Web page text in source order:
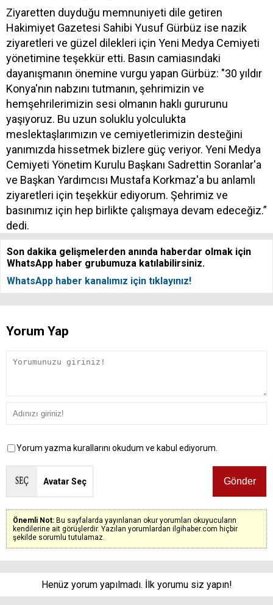
Ziyaretten duyduğu memnuniyeti dile getiren
Hakimiyet Gazetesi Sahibi Yusuf Gürbüz ise nazik
ziyaretleri ve güzel dilekleri için Yeni Medya Cemiyeti
yönetimine teşekkür etti. Basın camiasındaki
dayanışmanın önemine vurgu yapan Gürbüz: "30 yıldır
Konya'nın nabzını tutmanın, şehrimizin ve
hemşehrilerimizin sesi olmanın haklı gururunu
yaşıyoruz. Bu uzun soluklu yolculukta
meslektaşlarımızın ve cemiyetlerimizin desteğini
yanımızda hissetmek bizlere güç veriyor. Yeni Medya
Cemiyeti Yönetim Kurulu Başkanı Sadrettin Soranlar'a
ve Başkan Yardımcısı Mustafa Korkmaz'a bu anlamlı
ziyaretleri için teşekkür ediyorum. Şehrimiz ve
basınımız için hep birlikte çalışmaya devam edeceğiz.”
dedi.
Son dakika gelişmelerden anında haberdar olmak için
WhatsApp haber grubumuza katılabilirsiniz.
WhatsApp haber kanalımız için tıklayınız!
Yorum Yap
Yorum yazma kurallarını okudum ve kabul ediyorum.
Avatar Seç
Önemli Not: Bu sayfalarda yayınlanan okur yorumları okuyucuların
kendilerine ait görüşlerdir. Yazılan yorumlardan ilgihaber.com hiçbir
şekilde sorumlu tutulamaz.
Henüz yorum yapılmadı. İlk yorumu siz yapın!